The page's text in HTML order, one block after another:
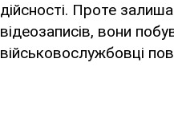
дійсності. Проте
відеозаписів, вони
військовослужбовці